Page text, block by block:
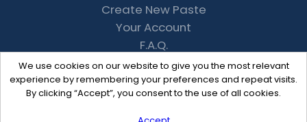
We use cookies on our website to give you the most relevant
experience by remembering your preferences and repeat visits.
By clicking “Accept”, you consent to the use of all cookies.
Create New Paste
Your Account
F.A.Q.
Recent
Contact